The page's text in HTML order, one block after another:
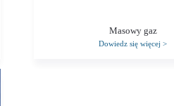
Masowy gaz
Dowiedz się więcej>